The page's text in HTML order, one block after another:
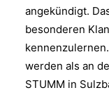
angekündigt.
besonderen
werden als an
STUMM in